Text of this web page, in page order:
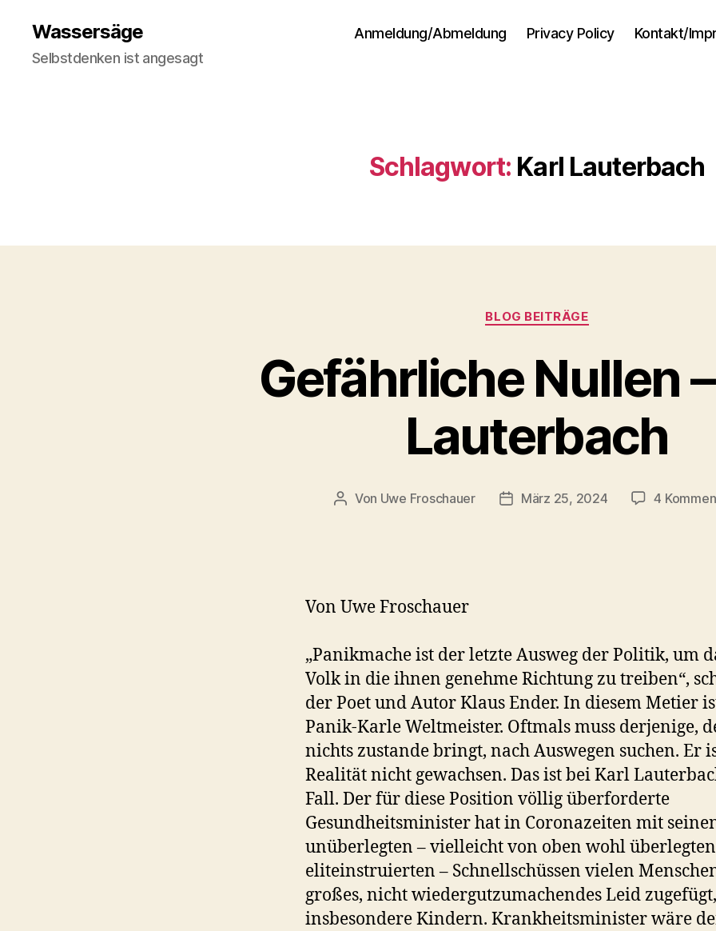
Wassersäge
Selbstdenken ist angesagt
Anmeldung/Abmeldung Privacy Policy Kontakt/
Schlagwort: Karl Lauterbach
Kategorien
BLOG BEITRÄGE
Gefährliche Nullen
Lauterbach
Beitragsautor
Von Uwe Froschauer Beitragsdatum
März 25, 2024 4
Von Uwe Froschauer
„Panikmache ist der letzte Ausweg der Politik, um
Volk in die ihnen genehme Richtung zu treiben“,
der Poet und Autor Klaus Ender. In diesem Metier
Panik-Karle Weltmeister. Oftmals muss derjenige,
nichts zustande bringt, nach Auswegen suchen. Er
Realität nicht gewachsen. Das ist bei Karl
Fall. Der für diese Position völlig überforderte
Gesundheitsminister hat in Coronazeiten mit
unüberlegten – vielleicht von oben wohl
eliteinstruierten – Schnellschüssen vielen
großes, nicht wiedergutzumachendes Leid zugefügt,
insbesondere Kindern. Krankheitsminister wäre